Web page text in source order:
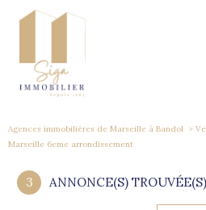
Agences immobilières de Marseille à Bandol
Marseille 6eme arrondissement
3 ANNONCE(S)